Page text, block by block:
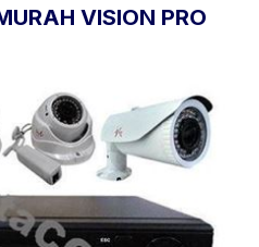
VISION PRO